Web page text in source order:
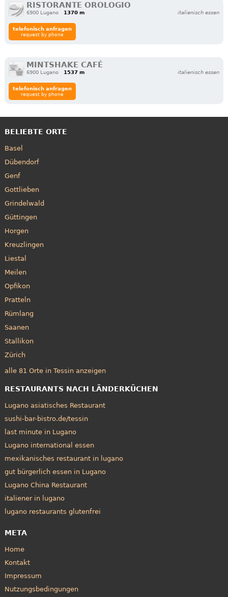
RISTORANTE OROLOGIO
6900 Lugano 1370 m italienisch essen
telefonisch anfragen
request by phone
MINTSHAKE CAFÉ
6900 Lugano 1537 m italienisch essen
telefonisch anfragen
request by phone
BELIEBTE ORTE
Basel
Dübendorf
Genf
Gottlieben
Grindelwald
Güttingen
Horgen
Kreuzlingen
Liestal
Meilen
Opfikon
Pratteln
Rümlang
Saanen
Stallikon
Zürich
alle 81 Orte in Tessin anzeigen
RESTAURANTS NACH LÄNDERKÜCHEN
Lugano asiatisches Restaurant
sushi-bar-bistro.de/tessin
last minute in Lugano
Lugano international essen
mexikanisches restaurant in lugano
gut bürgerlich essen in Lugano
Lugano China Restaurant
italiener in lugano
lugano restaurants glutenfrei
META
Home
Kontakt
Impressum
Nutzungsbedingungen